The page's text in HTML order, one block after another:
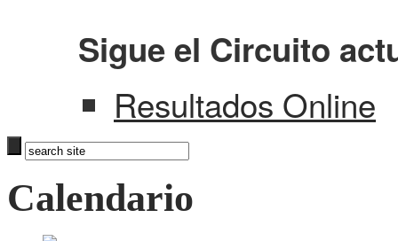
Sigue el Circuito
Resultados Online
Calendario